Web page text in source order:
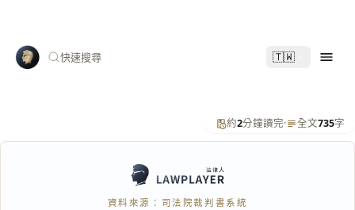
快速搜尋 🇹🇼
約2分鐘讀完· 全文735字
資料來源：司法院裁判書系統